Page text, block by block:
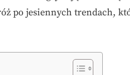
po jesiennych trendach,